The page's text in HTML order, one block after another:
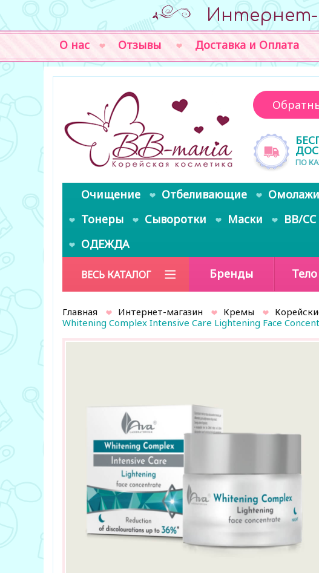
Интернет-
О нас Отзывы Доставка и Оплата
ПО
Очищение Отбеливающие
Тонеры
Сыворотки Маски BB/
ОДЕЖДА
ВЕСЬ КАТАЛОГ Бренды Тело
Главная Интернет-магазин Кремы
Whitening Complex Intensive Care Lightening Face